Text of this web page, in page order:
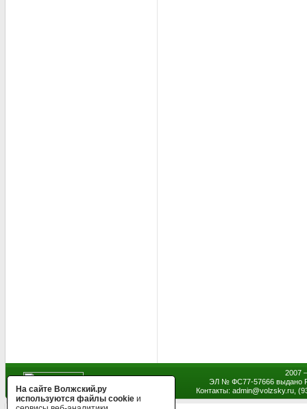
2007
ЭЛ № ФС77-57666 выдано
Контакты: admin@volzsky.ru,
На сайте Волжский.ру
используются файлы cookie и